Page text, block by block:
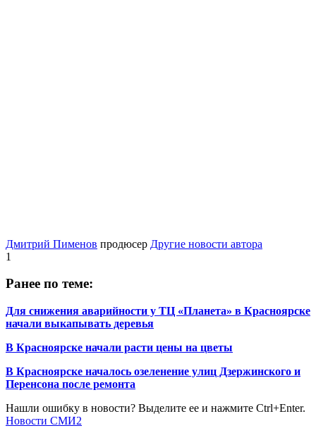
Дмитрий Пименов продюсер Другие новости автора
1
Ранее по теме:
Для снижения аварийности у ТЦ «Планета» в Красноярске
начали выкапывать деревья
В Красноярске начали расти цены на цветы
В Красноярске началось озеленение улиц Дзержинского и
Перенсона после ремонта
Нашли ошибку в новости? Выделите ее и нажмите Ctrl+Enter.
Новости СМИ2